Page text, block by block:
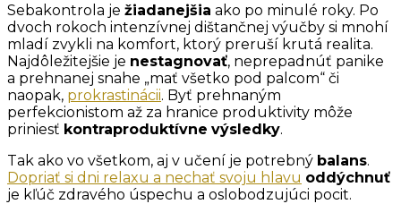
Sebakontrola je žiadanejšia ako po minulé roky. Po
dvoch rokoch intenzívnej dištančnej výučby si mnohí
mladí zvykli na komfort, ktorý preruší krutá realita.
Najdôležitejšie je nestagnovať, neprepadnúť panike
a prehnanej snahe „mať všetko pod palcom“ či
naopak, prokrastinácii. Byť prehnaným
perfekcionistom až za hranice produktivity môže
priniesť kontraproduktívne výsledky.
Tak ako vo všetkom, aj v učení je potrebný balans.
Dopriať si dni relaxu a nechať svoju hlavu oddýchnuť
je kľúč zdravého úspechu a oslobodzujúci pocit.